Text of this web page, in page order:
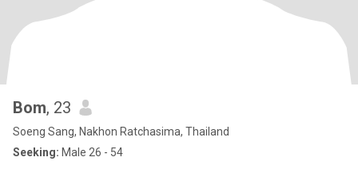
Bom, 23
Soeng Sang, Nakhon Ratchasima, Thailand
Seeking: Male 26 - 54